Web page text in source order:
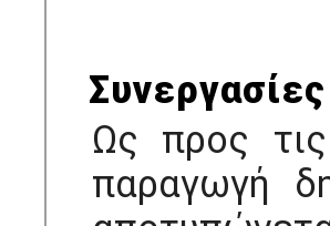
Συνεργασίες
Ως προς τις
παραγωγή